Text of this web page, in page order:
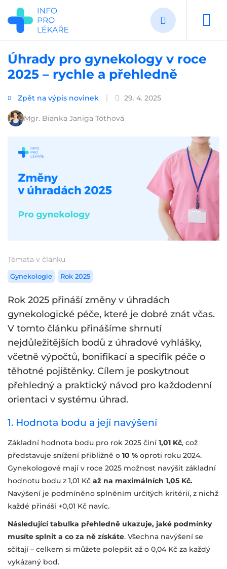
Přejít
hlavnímu
obsahu
Úhrady pro gynekology v roce
2025 – rychle a přehledně
Zpět na výpis novinek 29. 4. 2025
Mgr. Bianka Janiga Tóthová
Témata v článku
Gynekologie Rok 2025
Rok 2025 přináší změny v úhradách
gynekologické péče, které je dobré znát včas.
V tomto článku přinášíme shrnutí
nejdůležitějších bodů z úhradové vyhlášky,
včetně výpočtů, bonifikací a specifik péče o
těhotné pojištěnky. Cílem je poskytnout
přehledný a praktický návod pro každodenní
orientaci v systému úhrad.
1. Hodnota bodu a její navýšení
Základní hodnota bodu pro rok 2025 činí 1,01 Kč, což
představuje snížení přibližně o 10 % oproti roku 2024.
Gynekologové mají v roce 2025 možnost navýšit základní
hodnotu bodu z 1,01 Kč až na maximálních 1,05 Kč.
Navýšení je podmíněno splněním určitých kritérií, z nichž
každé přináší +0,01 Kč navíc.
Následující tabulka přehledně ukazuje, jaké podmínky
musíte splnit a co za ně získáte. Všechna navýšení se
sčítají – celkem si můžete polepšit až o 0,04 Kč za každý
vykázaný bod.